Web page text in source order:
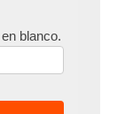
blanco.